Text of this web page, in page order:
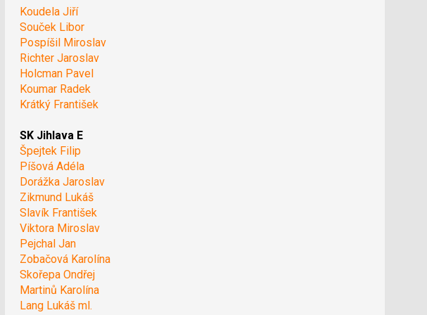
Koudela Jiří
Souček Libor
Pospíšil Miroslav
Richter Jaroslav
Holcman Pavel
Koumar Radek
Krátký František
SK Jihlava E
Špejtek Filip
Píšová Adéla
Dorážka Jaroslav
Zikmund Lukáš
Slavík František
Viktora Miroslav
Pejchal Jan
Zobačová Karolína
Skořepa Ondřej
Martinů Karolína
Lang Lukáš ml.